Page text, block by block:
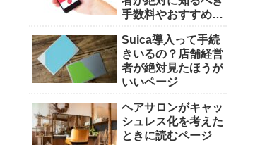
手数料やおすすめ決
Suica導入って手続
きいるの？店舗経営
者が絶対見たほうが
いいページ
ヘアサロンがキャッ
シュレス化を考えた
ときに読むページ